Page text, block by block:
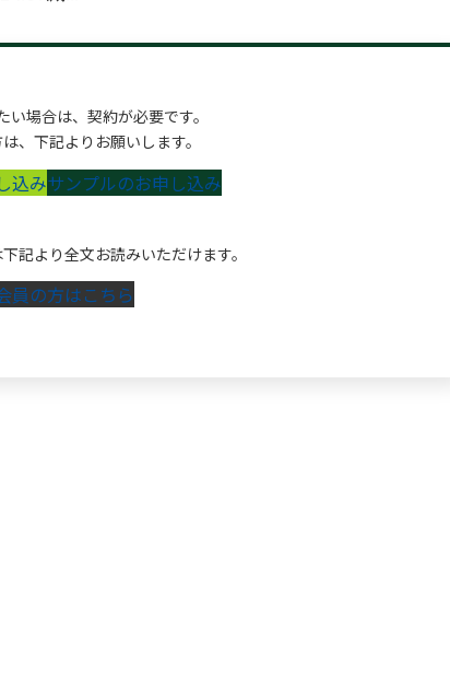
い場合は、契約が必要です。
、下記よりお願いします。
込みサンプルのお申し込み
記より全文お読みいただけます。
員の方はこちら